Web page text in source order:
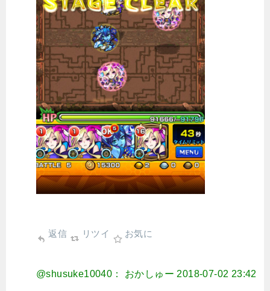
返信 リツイ お気に
@shusuke10040： おかしゅー 2018-07-02 23:42